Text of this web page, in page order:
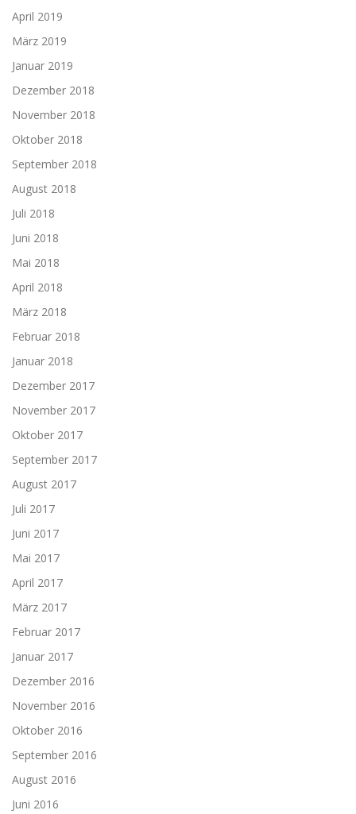
April 2019
März 2019
Januar 2019
Dezember 2018
November 2018
Oktober 2018
September 2018
August 2018
Juli 2018
Juni 2018
Mai 2018
April 2018
März 2018
Februar 2018
Januar 2018
Dezember 2017
November 2017
Oktober 2017
September 2017
August 2017
Juli 2017
Juni 2017
Mai 2017
April 2017
März 2017
Februar 2017
Januar 2017
Dezember 2016
November 2016
Oktober 2016
September 2016
August 2016
Juni 2016